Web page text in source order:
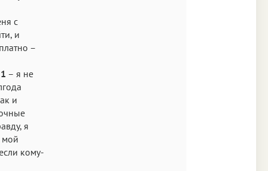
с
и
–
1 – я не
и
я
мой
кому-